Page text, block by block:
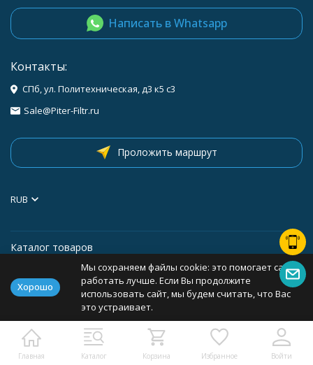
Главная Каталог Корзина Избранное Войти
Написать в Whatsapp
Контакты:
СПб, ул. Политехническая, д3 к5 с3
Sale@Piter-Filtr.ru
Проложить маршрут
RUB
Каталог товаров
Информация
Политика персональных данных Карта сайта
Хорошо
Мы сохраняем файлы cookie: это помогает сайту
работать лучше. Если Вы продолжите
использовать сайт, мы будем считать, что Вас
это устраивает.